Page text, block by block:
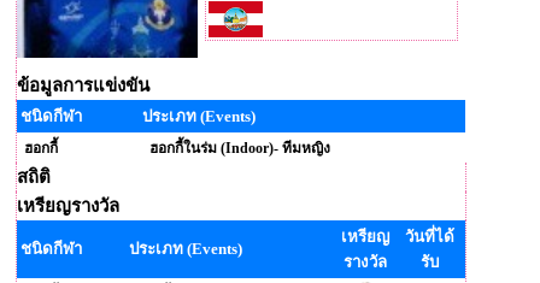
ข้อมูลการแข่งขัน
ชนิดกีฬา ประเภท (Events)
ฮอกกี้ ฮอกกี้ในร่ม (Indoor)- ทีมหญิง
สถิติ
เหรียญรางวัล
ชนิดกีฬา ประเภท (Events)
เหรียญ
รางวัล
วันที่ได้
รับ